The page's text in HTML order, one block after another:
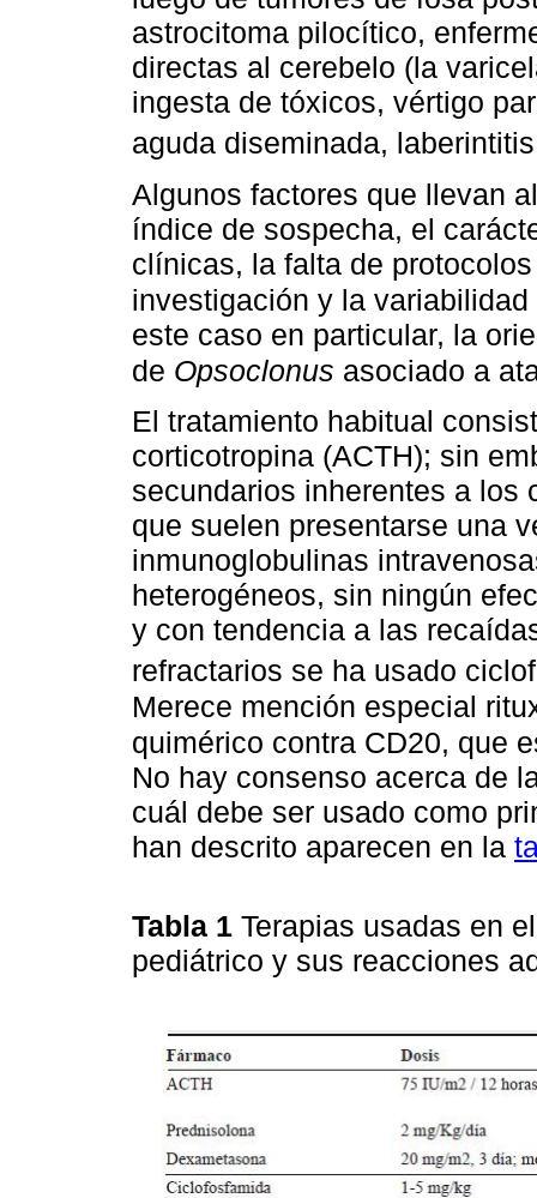
astrocitoma pilocítico,
directas al cerebelo (la
ingesta de tóxicos, vértigo
aguda diseminada,
Algunos factores que llevan
índice de sospecha, el
clínicas, la falta de
investigación y la
este caso en particular, la
de Opsoclonus asociado a
El tratamiento habitual
corticotropina (ACTH); sin
secundarios inherentes a los
que suelen presentarse una
inmunoglobulinas
heterogéneos, sin ningún
y con tendencia a las
refractarios se ha usado
Merece mención especial
quimérico contra CD20, que
No hay consenso acerca de
cuál debe ser usado como
han descrito aparecen en la
Tabla 1 Terapias usadas en
pediátrico y sus reacciones